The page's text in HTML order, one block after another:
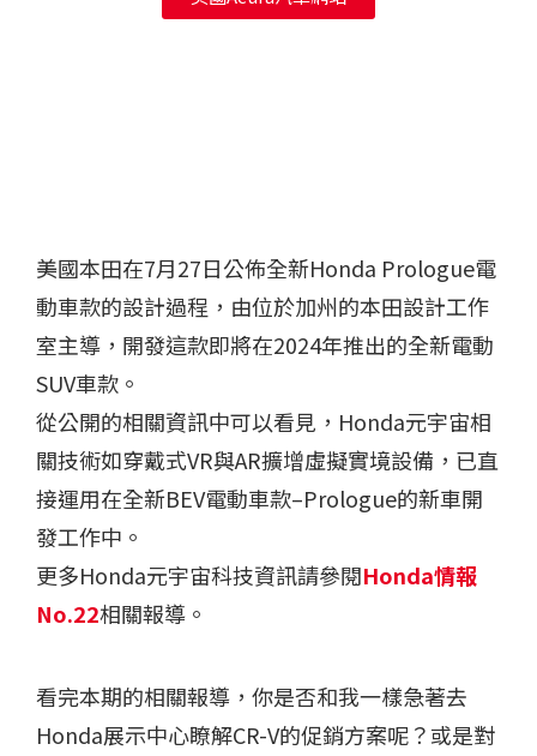
美國本田在7月27日公佈全新Honda Prologue電
動車款的設計過程，由位於加州的本田設計工作
室主導，開發這款即將在2024年推出的全新電動
SUV車款。
從公開的相關資訊中可以看見，Honda元宇宙相
關技術如穿戴式VR與AR擴增虛擬實境設備，已直
接運用在全新BEV電動車款–Prologue的新車開
發工作中。
更多Honda元宇宙科技資訊請參閱Honda情報
No.22相關報導。
看完本期的相關報導，你是否和我一樣急著去
Honda展示中心瞭解CR-V的促銷方案呢？或是對